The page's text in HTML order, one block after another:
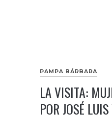
PAMPA BÁRBARA
LA VISITA:
POR JOSÉ